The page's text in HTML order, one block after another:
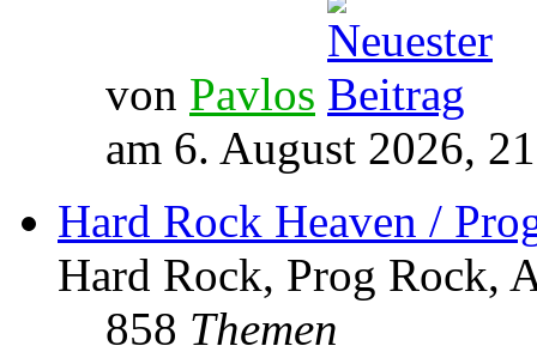
von Pavlos
am 6. August 2026,
Hard Rock Heaven /
Hard Rock, Prog Rock,
858 Themen